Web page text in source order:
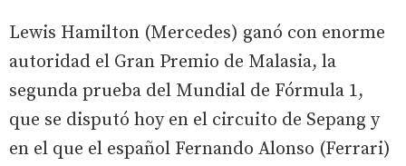
Lewis Hamilton (Mercedes) ganó con enorme
autoridad el Gran Premio de Malasia, la
segunda prueba del Mundial de Fórmula 1,
que se disputó hoy en el circuito de Sepang y
en el que el español Fernando Alonso (Ferrari)